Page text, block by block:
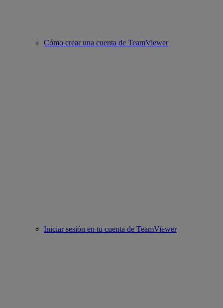
Cómo crear una cuenta de TeamViewer
Iniciar sesión en tu cuenta de TeamViewer